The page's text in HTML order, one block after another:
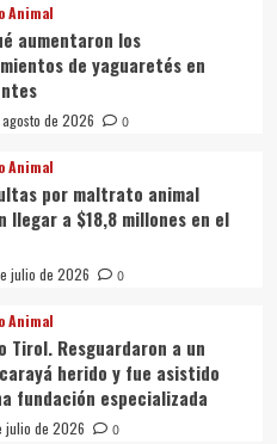
Animal
aumentaron los
de yaguaretés en
de 2026 0
Animal
por maltrato animal
llegar a $18,8 millones en el
julio de 2026 0
Animal
Tirol. Resguardaron a un
herido y fue asistido
fundación especializada
julio de 2026 0